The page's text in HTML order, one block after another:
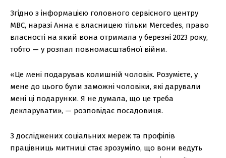
Згідно з інформацією головного сервісного центру
МВС, наразі Анна є власницею тільки Mercedes, право
власності на який вона отримала у березні 2023 року,
тобто — у розпал повномасштабної війни.
«Це мені подарував колишній чоловік. Розумієте, у
мене до цього були заможні чоловіки, які дарували
мені ці подарунки. Я не думала, що це треба
декларувати», — розповідає посадовиця.
З досліджених соціальних мереж та профілів
працівниць митниці стає зрозуміло, що вони ведуть